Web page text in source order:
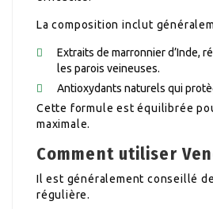
La composition inclut
Extraits de marronnier d’Inde,
les parois veineuses.
Antioxydants naturels qui
Cette formule est équilibrée
maximale.
Comment utiliser
Il est généralement conseillé
régulière.